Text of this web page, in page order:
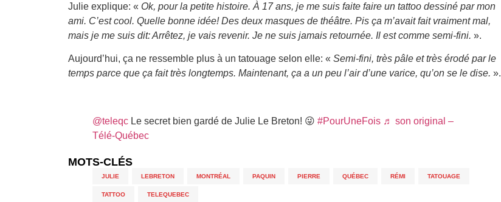
Julie explique: « Ok, pour la petite histoire. À 17 ans, je me suis faite faire un tattoo dessiné par mon
ami. C’est cool. Quelle bonne idée! Des deux masques de théâtre. Pis ça m’avait fait vraiment mal,
mais je me suis dit: Arrêtez, je vais revenir. Je ne suis jamais retournée. Il est comme semi-fini. ».
Aujourd’hui, ça ne ressemble plus à un tatouage selon elle: « Semi-fini, très pâle et très érodé par le
temps parce que ça fait très longtemps. Maintenant, ça a un peu l’air d’une varice, qu’on se le dise. ».
@teleqc Le secret bien gardé de Julie Le Breton! 😜 #PourUneFois ♬ son original –
Télé-Québec
MOTS-CLÉS
JULIE LEBRETON MONTRÉAL PAQUIN PIERRE QUÉBEC RÉMI TATOUAGE
TATTOO TELEQUEBEC